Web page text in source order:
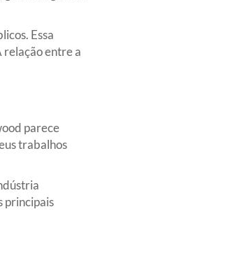
Essa
relação entre a
parece
trabalhos
principais